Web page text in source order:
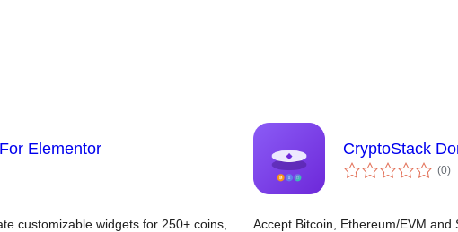
Elementor
customizable widgets for 250+ coins,
CryptoStack
(0)
Accept Bitcoin, Ethereum/EVM